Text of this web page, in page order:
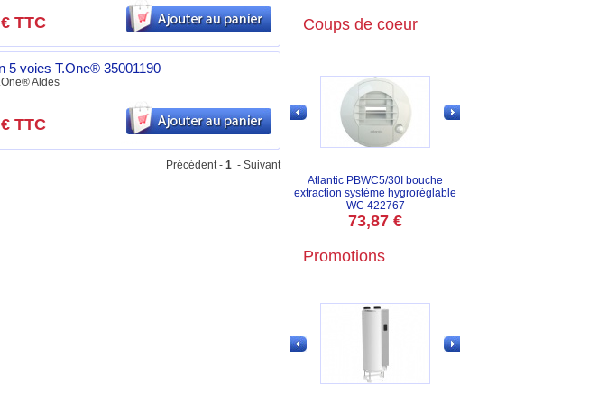
TTC
5 voies T.One® 35001190
Aldes
TTC
Précédent - 1 - Suivant
Coups de coeur
Atlantic PBWC5/30I bouche
extraction système hygroréglable
WC 422767
73,87 €
Promotions